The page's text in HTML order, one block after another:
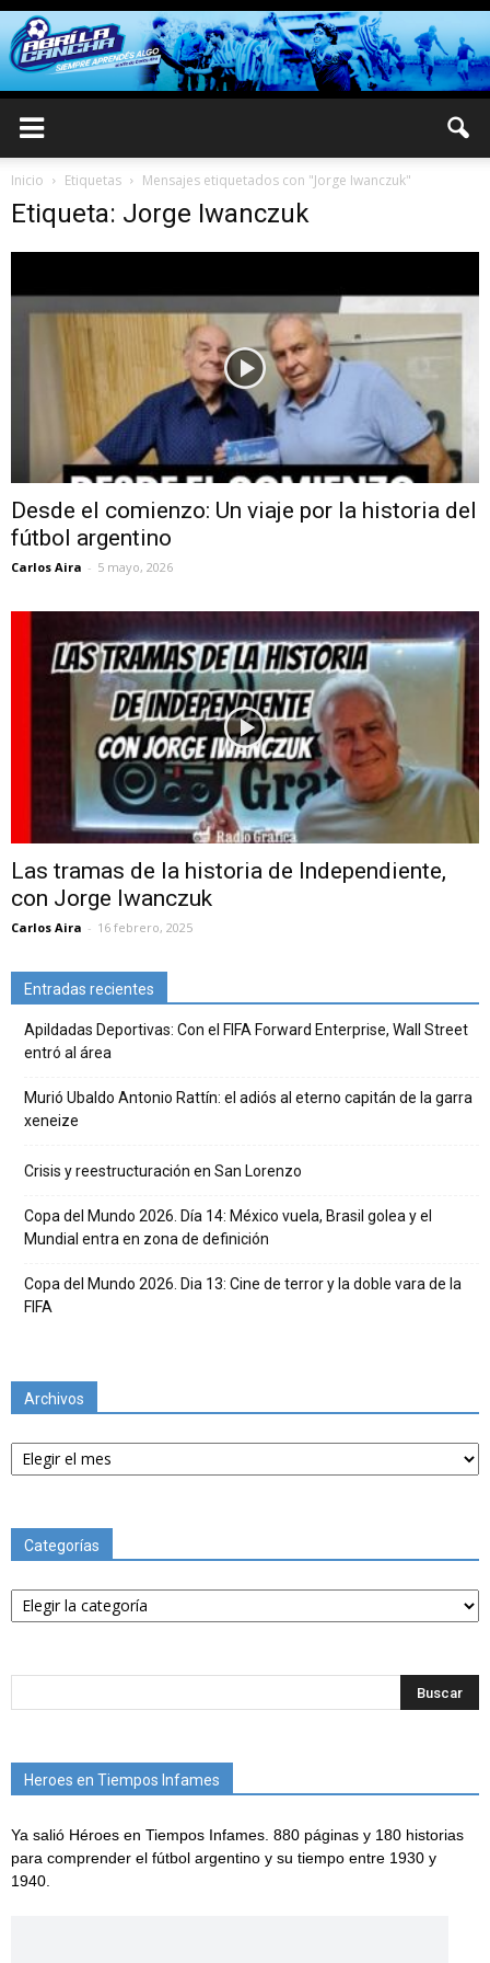
Inicio Etiquetas Mensajes etiquetados con "Jorge Iwanczuk"
Etiqueta: Jorge Iwanczuk
Desde el comienzo: Un viaje por la historia del
fútbol argentino
Carlos Aira - 5 mayo, 2026
Las tramas de la historia de Independiente,
con Jorge Iwanczuk
Carlos Aira - 16 febrero, 2025
Entradas recientes
Apildadas Deportivas: Con el FIFA Forward Enterprise, Wall Street
entró al área
Murió Ubaldo Antonio Rattín: el adiós al eterno capitán de la garra
xeneize
Crisis y reestructuración en San Lorenzo
Copa del Mundo 2026. Día 14: México vuela, Brasil golea y el
Mundial entra en zona de definición
Copa del Mundo 2026. Dia 13: Cine de terror y la doble vara de la
FIFA
Archivos
Archivos
Categorías
Categorías
Heroes en Tiempos Infames
Ya salió Héroes en Tiempos Infames. 880 páginas y 180 historias
para comprender el fútbol argentino y su tiempo entre 1930 y
1940.